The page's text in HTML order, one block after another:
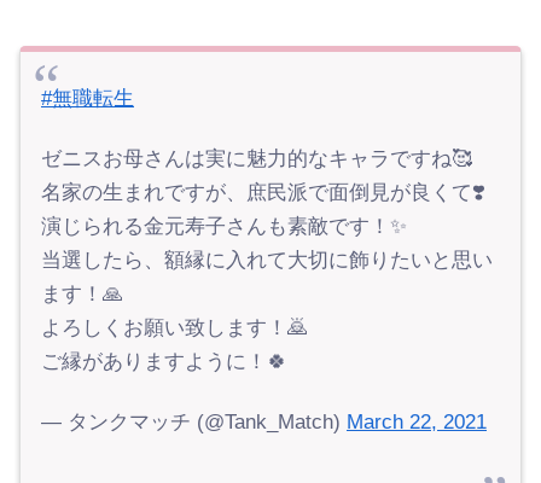
#無職転生
ゼニスお母さんは実に魅力的なキャラですね🥰
名家の生まれですが、庶民派で面倒見が良くて❣️
演じられる金元寿子さんも素敵です！✨
当選したら、額縁に入れて大切に飾りたいと思い
ます！🙏
よろしくお願い致します！🙇
ご縁がありますように！🍀
— タンクマッチ (@Tank_Match) March 22, 2021